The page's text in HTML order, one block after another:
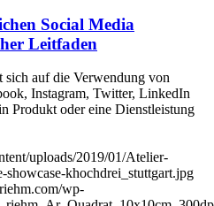
Social Media
Leitfaden
auf die Verwendung von
Instagram, Twitter, LinkedIn
Produkt oder eine Dienstleistung
uploads/2019/01/Atelier-
showcase-khochdrei_stuttgart.jpg
wp-